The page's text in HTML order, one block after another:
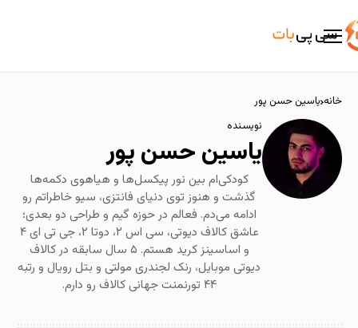
خانه یاسین حسن پور
نویسنده
یاسین حسن پور
کودکی‌ام بین نور پیکسل‌ها و هیاهوی دکمه‌ها
گذشت و هنوز توی دنیای فانتزی، سیو خاطراتم رو
ادامه می‌دم. فعالم در حوزه گیم و طراحی دو بعدی؛
عاشق کالاف دیوتی، سی ‌اس ۲، دوتا ۲، جی ‌تی ‌ای ۴
و اساسینز کرید هستم. ۵ سال سابقه در کالاف
دیوتی موبایل، رنک لجندری مولتی و بتل رویال و رتبه
۴۴ تورنمنت جهانی کالاف رو دارم.